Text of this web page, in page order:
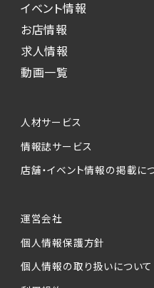
イベント情報
お店情報
求人情報
動画一覧
人材サービス
情報誌サービス
店舗・イベント情報の掲載に
運営会社
個人情報保護方針
個人情報の取り扱いについて